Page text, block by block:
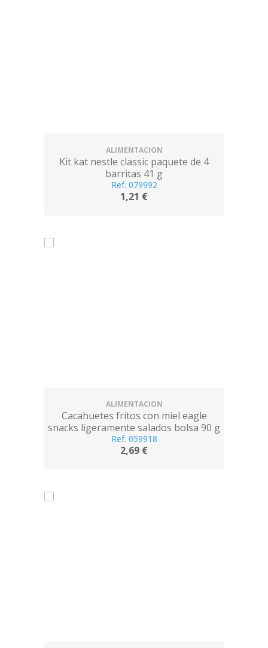
ALIMENTACION
Kit kat nestle classic paquete de 4
barritas 41 g
Ref. 079992
1,21 €
ALIMENTACION
Cacahuetes fritos con miel eagle
snacks ligeramente salados bolsa 90 g
Ref. 059918
2,69 €